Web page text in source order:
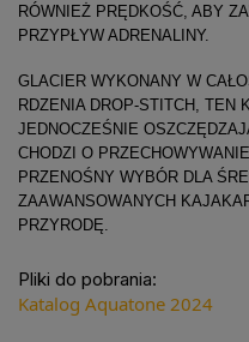
RÓWNIEŻ PRĘDKOŚĆ, ABY
PRZYPŁYW ADRENALINY.
GLACIER WYKONANY W
RDZENIA DROP-STITCH, TEN
JEDNOCZEŚNIE
CHODZI O
PRZENOŚNY WYBÓR DLA
ZAAWANSOWANYCH
PRZYRODĘ.
Pliki do pobrania:
Katalog Aquatone 2024